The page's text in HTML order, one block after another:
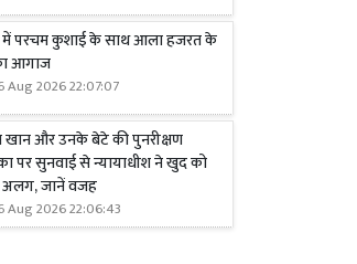
में परचम कुशाई के साथ आला हजरत के
आगाज
Aug 2026 22:07:07
और उनके बेटे की पुनरीक्षण
पर सुनवाई से न्यायाधीश ने खुद को
अलग, जानें वजह
Aug 2026 22:06:43